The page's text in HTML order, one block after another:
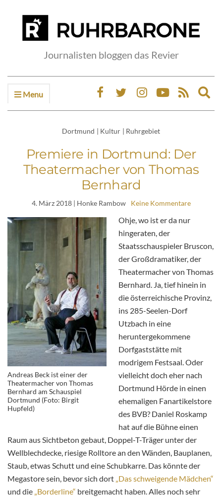
Journalisten bloggen das Revier
Menu
Dortmund | Kultur | Ruhrgebiet
Premiere in Dortmund: Der
Theatermacher von Thomas
Bernhard
4. März 2018| Honke Rambow Keine Kommentare
Andreas Beck ist einer der
Theatermacher von Thomas
Bernhard am Schauspiel
Dortmund (Foto: Birgit
Hupfeld)
Ohje, wo ist er da nur
hingeraten, der
Staatsschauspieler Bruscon,
der Großdramatiker, der
Theatermacher von Thomas
Bernhard. Ja, tief hinein in
die österreichische Provinz,
ins 285-Seelen-Dorf
Utzbach in eine
heruntergekommene
Dorfgaststätte mit
modrigem Festsaal. Oder
vielleicht doch eher nach
Dortmund Hörde in einen
ehemaligen Fanartikelstore
des BVB? Daniel Roskamp
hat auf die Bühne einen
Raum aus Sichtbeton gebaut, Doppel-T-Träger unter der
Wellblechdecke, riesige Rolltore an den Wänden, Bauplanen,
Staub, etwas Schutt und eine Schubkarre. Das könnte der
Megastore sein, bevor sich dort „Das schweigende Mädchen“
und die „Borderline“ breitgemacht haben. Alles noch sehr